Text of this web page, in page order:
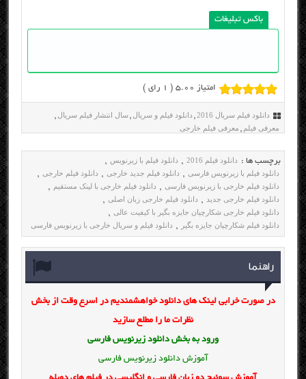
باکس تبلیغات
امتیاز 5.00 ( 1 رای )
دانلود فیلم سریال 2016 , دانلود فیلم و سریال ,سال انتشار فیلم سریال ,
معرفی فیلم , معرفی فیلم خارجی
برچسب ها : دانلود فیلم 2016 , دانلود فیلم با زیرنویس ,
دانلود فیلم با زیرنویس فارسی , دانلود فیلم جدید خارجی , دانلود فیلم خارجی ,
دانلود فیلم خارجی با زیرنویس فارسی , دانلود فیلم خارجی با لینک مستقیم ,
دانلود فیلم خارجی جدید , دانلود فیلم خارجی زبان اصلی ,
دانلود فیلم خارجی شکارچیان جایزه بگیر با کیفیت عالی ,
دانلود فیلم شکارچیان جایزه بگیر , دانلود فیلم و سریال خارجی با زیرنویس فارسی
راهنما
در صورت خرابی لینک های دانلود خواهشمندیم در اسرع وقت از بخش
نظرات ما را مطلع سازید
ورود به بخش دانلود زیرنویس فارسی
آموزش دانلود زیرنویس فارسی